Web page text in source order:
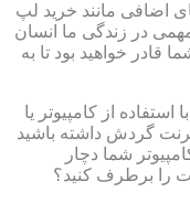
اضافی مانند خرید لپ
در زندگی ما انسان
قادر خواهید بود تا به
استفاده از کامپیوتر یا
گردش داشته باشید
شما دچار
را برطرف کنید؟